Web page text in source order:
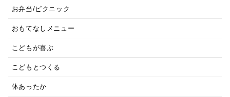
お弁当/ピクニック
おもてなしメニュー
こどもが喜ぶ
こどもとつくる
体あったか